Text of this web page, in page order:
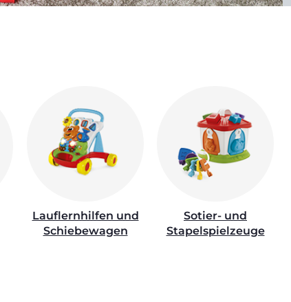
Lauflernhilfen und
Schiebewagen
Sotier- und
Stapelspielzeuge